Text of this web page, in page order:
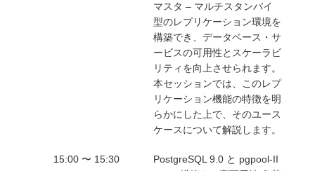
マスタ – マルチスタンバイ
型のレプリケーション環境を
構築でき、データベース・サ
ービスの可用性とスケーラビ
リティを向上させられます。
本セッションでは、このレプ
リケーション機能の特徴を明
らかにした上で、そのユース
ケースについて解説します。
15:00 〜 15:30
PostgreSQL 9.0 と pgpool-II